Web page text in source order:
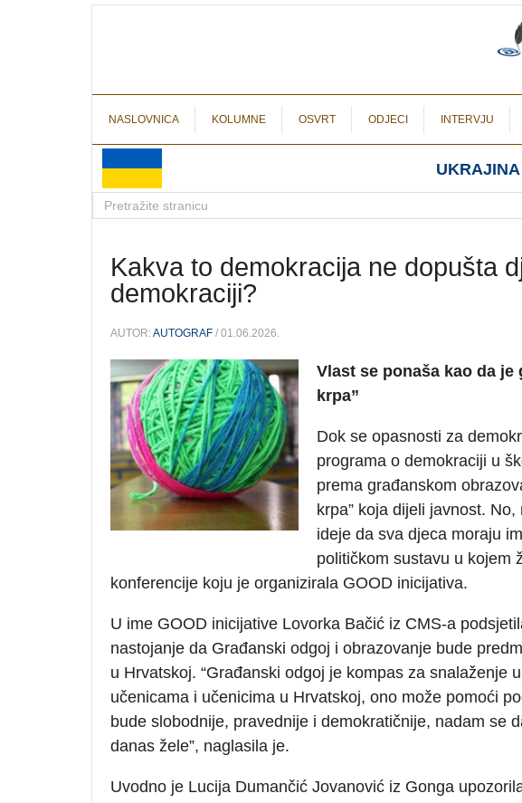
NASLOVNICA KOLUMNE OSVRT ODJECI INTERVJU
Kakva to demokracija ne dopušta
demokraciji?
AUTOR:AUTOGRAF / 01.06.2026.
Vlast se ponaša kao da
krpa”
Dok se opasnosti za
programa o demokraciji u
prema građanskom
krpa” koja dijeli javnost.
ideje da sva djeca moraju
političkom sustavu u kojem
konferencije koju je organizirala GOOD inicijativa.
U ime GOOD inicijative Lovorka Bačić iz CMS-a
nastojanje da Građanski odgoj i obrazovanje bude
u Hrvatskoj. “Građanski odgoj je kompas za snalaženje
učenicama i učenicima u Hrvatskoj, ono može pomoći
bude slobodnije, pravednije i demokratičnije, nadam se
danas žele”, naglasila je.
Uvodno je Lucija Dumančić Jovanović iz Gonga